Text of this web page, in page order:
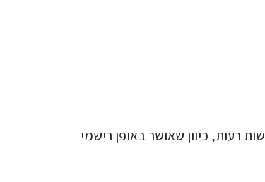
אל הרעם נדחה ל6 במאי 2022 אך לא הכל חדשות רעות, כיוון שאושר באופן רישמי